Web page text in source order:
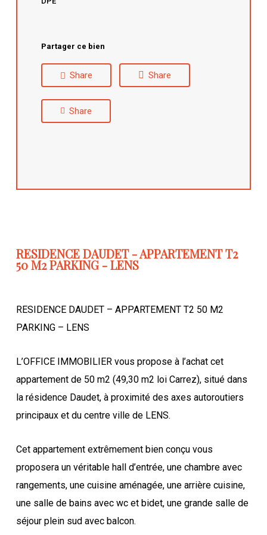
Partager ce bien
Share Share
Share
RESIDENCE DAUDET - APPARTEMENT T2
50 M2 PARKING - LENS
RESIDENCE DAUDET – APPARTEMENT T2 50 M2
PARKING – LENS
L’OFFICE IMMOBILIER vous propose à l’achat cet
appartement de 50 m2 (49,30 m2 loi Carrez), situé dans
la résidence Daudet, à proximité des axes autoroutiers
principaux et du centre ville de LENS.
Cet appartement extrêmement bien conçu vous
proposera un véritable hall d’entrée, une chambre avec
rangements, une cuisine aménagée, une arrière cuisine,
une salle de bains avec wc et bidet, une grande salle de
séjour plein sud avec balcon.